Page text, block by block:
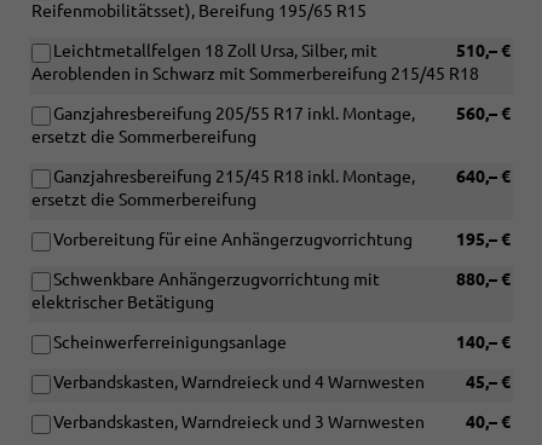
Reifenmobilitätsset), Bereifung 195/65 R15
510,– €
Leichtmetallfelgen 18 Zoll Ursa, Silber, mit
Aeroblenden in Schwarz mit Sommerbereifung 215/45 R18
560,– €
Ganzjahresbereifung 205/55 R17 inkl. Montage,
ersetzt die Sommerbereifung
640,– €
Ganzjahresbereifung 215/45 R18 inkl. Montage,
ersetzt die Sommerbereifung
195,– €
Vorbereitung für eine Anhängerzugvorrichtung
880,– €
Schwenkbare Anhängerzugvorrichtung mit
elektrischer Betätigung
140,– €
Scheinwerferreinigungsanlage
45,– €
Verbandskasten, Warndreieck und 4 Warnwesten
40,– €
Verbandskasten, Warndreieck und 3 Warnwesten